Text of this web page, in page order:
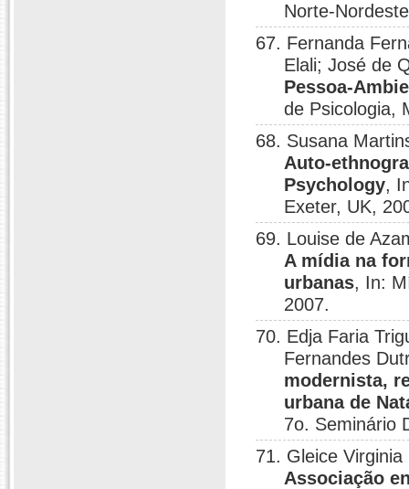
Norte-
67. Fernanda
Elali; José de
Pessoa-
de Psicologia,
68. Susana
Auto-
Psychology,
Exeter, UK,
69. Louise de
A mídia na
urbanas, In:
2007.
70. Edja Faria
Fernandes
modernista,
urbana de
7o. Seminário
71. Gleice
Associação